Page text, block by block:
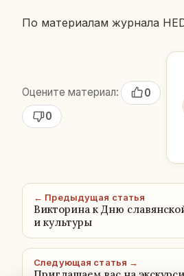
По ма­те­ри­а­лам жур­на­ла
Оцените материал:
0
0
← Предыдущая статья
Викторина к Дню
и культуры
Следующая статья →